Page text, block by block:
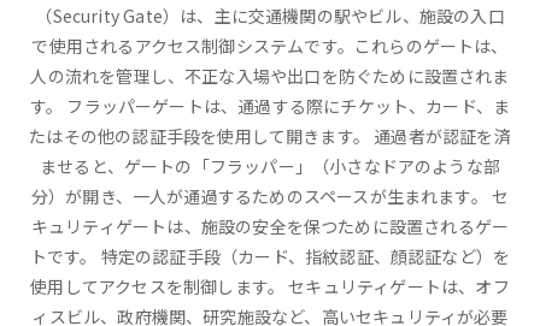
（Security Gate）は、主に交通機関の駅やビル、施設の入口
で使用されるアクセス制御システムです。これらのゲートは、
人の流れを管理し、不正な入場や出口を防ぐために設置されま
す。 フラッパーゲートは、通過する際にチケット、カード、ま
たはその他の認証手段を使用して開きます。 通過者が認証を済
ませると、ゲートの「フラッパー」（小さなドアのような部
分）が開き、一人が通過するためのスペースが生まれます。 セ
キュリティゲートは、施設の安全を保つために設置されるゲー
トです。 特定の認証手段（カード、指紋認証、顔認証など）を
使用してアクセスを制御します。 セキュリティゲートは、オフ
ィスビル、政府機関、研究施設など、高いセキュリティが必要